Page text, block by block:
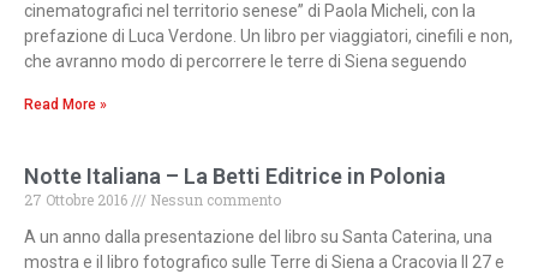
cinematografici nel territorio senese” di Paola Micheli, con la
prefazione di Luca Verdone. Un libro per viaggiatori, cinefili e non,
che avranno modo di percorrere le terre di Siena seguendo
Read More »
Notte Italiana – La Betti Editrice in Polonia
27 Ottobre 2016
Nessun commento
A un anno dalla presentazione del libro su Santa Caterina, una
mostra e il libro fotografico sulle Terre di Siena a Cracovia Il 27 e